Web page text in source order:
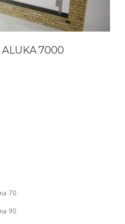
7000
70
90